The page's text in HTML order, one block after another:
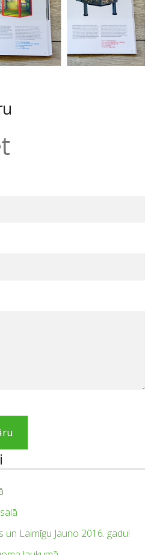
un Laimīgu Jauno 2016. gadu!